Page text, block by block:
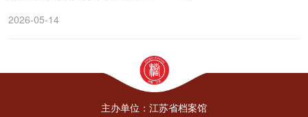
2026-05-14
主办单位：江苏省档案馆